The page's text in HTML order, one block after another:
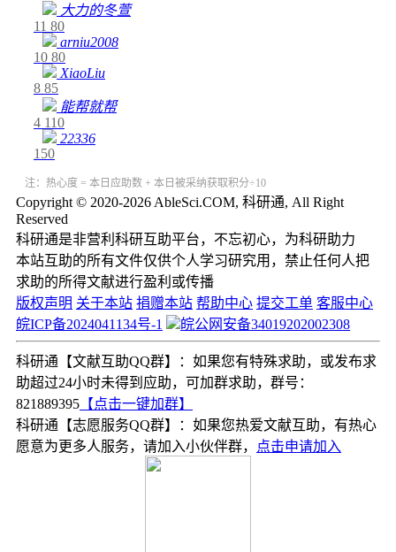
大力的冬萱
11 80
arniu2008
10 80
XiaoLiu
8 85
能帮就帮
4 110
22336
150
注：热心度 = 本日应助数 + 本日被采纳获取积分÷10
Copyright © 2020-2026 AbleSci.COM, 科研通, All Right
Reserved
科研通是非营利科研互助平台，不忘初心，为科研助力
本站互助的所有文件仅供个人学习研究用，禁止任何人把
求助的所得文献进行盈利或传播
版权声明 关于本站 捐赠本站 帮助中心 提交工单 客服中心
皖ICP备2024041134号-1
皖公网安备34019202002308
科研通【文献互助QQ群】：如果您有特殊求助，或发布求
助超过24小时未得到应助，可加群求助，群号：
821889395 【点击一键加群】
科研通【志愿服务QQ群】：如果您热爱文献互助，有热心
愿意为更多人服务，请加入小伙伴群，
点击申请加入